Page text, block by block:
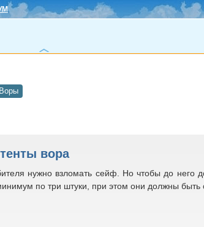
Воры
вора
нужно взломать сейф. Но чтобы до него
по три штуки, при этом они должны быть